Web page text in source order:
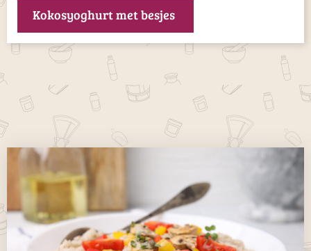
Kokosyoghurt met besjes